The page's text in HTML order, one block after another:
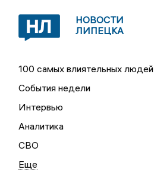
НОВОСТИ
ЛИПЕЦКА
100 самых влиятельных людей
События недели
Интервью
Аналитика
СВО